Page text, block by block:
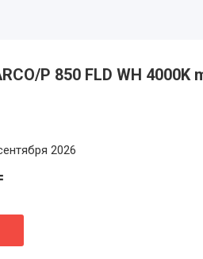
P 850 FLD WH 4000K
2026